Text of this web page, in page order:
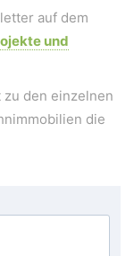
auf dem
und
den einzelnen
die